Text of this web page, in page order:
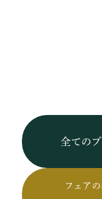
全ての
フェア